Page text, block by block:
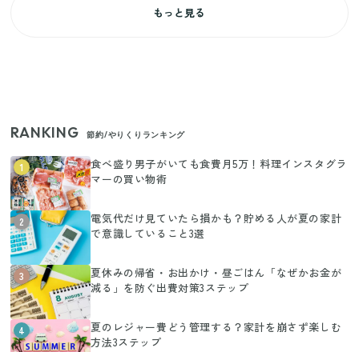
もっと見る
RANKING 節約/やりくりランキング
1
食べ盛り男子がいても食費月5万！料理インスタグラ
マーの買い物術
2
電気代だけ見ていたら損かも？貯める人が夏の家計
で意識していること3選
3
夏休みの帰省・お出かけ・昼ごはん「なぜかお金が
減る」を防ぐ出費対策3ステップ
4
夏のレジャー費どう管理する？家計を崩さず楽しむ
方法3ステップ